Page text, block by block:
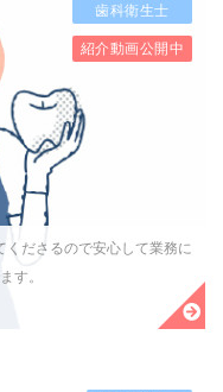
くださるので安心して業務に
す。
歯科衛生士
紹介動画公開中